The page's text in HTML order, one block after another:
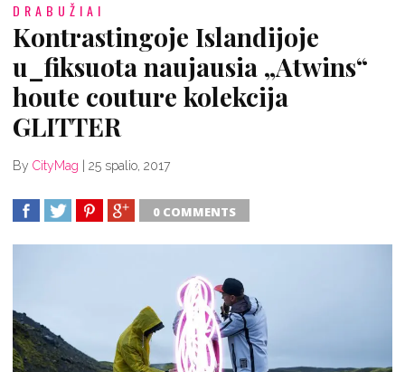
DRABUŽIAI
Kontrastingoje Islandijoje
u_fiksuota naujausia „Atwins“
houte couture kolekcija
GLITTER
By CityMag 25 spalio, 2017
0 COMMENTS